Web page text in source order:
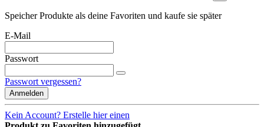
Speicher Produkte als deine Favoriten und kaufe sie später
E-Mail
Passwort
Passwort vergessen?
Anmelden
Kein Account? Erstelle hier einen